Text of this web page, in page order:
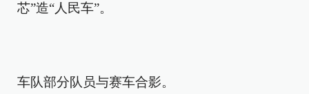
芯”造“人民车”。
车队部分队员与赛车合影。